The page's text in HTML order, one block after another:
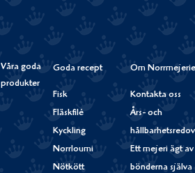
Våra goda
produkter
Goda recept
Fisk
Fläskfilé
Kyckling
Norrloumi
Nötkött
Om
Kontakta oss
Års- och
Ett mejeri ägt av
bönderna själva